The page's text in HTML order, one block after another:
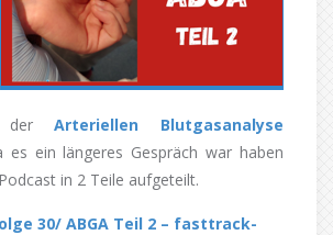
derArteriellen Blutgasanalyse
es ein längeres Gespräch war haben
in 2 Teile aufgeteilt.
30/ ABGA Teil 2 – fasttrack-